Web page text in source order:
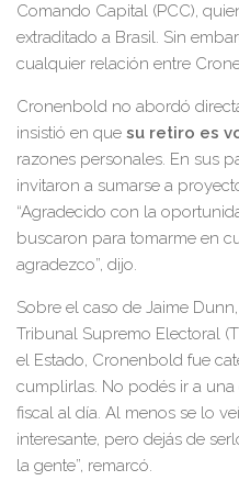
Comando Capital (PCC),
extraditado a Brasil. Sin
cualquier relación entre
Cronenbold no abordó
insistió en que su retiro es
razones personales. En sus
invitaron a sumarse a
“Agradecido con la
buscaron para tomarme en
agradezco”, dijo.
Sobre el caso de Jaime
Tribunal Supremo Electoral
el Estado, Cronenbold fue
cumplirlas. No podés ir a
fiscal al día. Al menos se lo
interesante, pero dejás de
la gente”, remarcó.